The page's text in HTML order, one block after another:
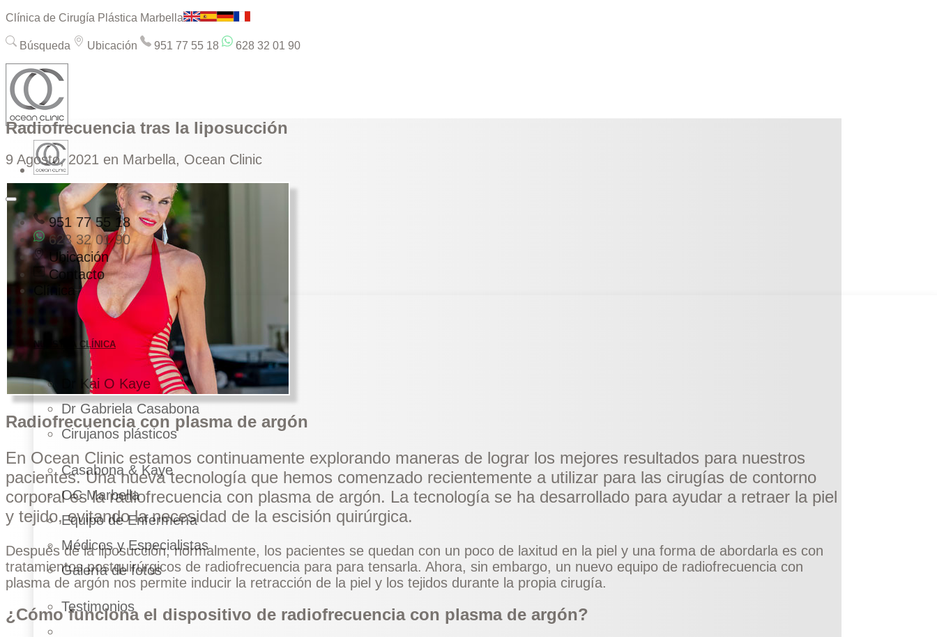
Clínica de Cirugía Plástica Marbella
Búsqueda Ubicación 951 77 55 18 628 32 01 90
951 77 55 18
628 32 01 90
Ubicación
Contacto
NUESTRA CLÍNICA
Dr Kai O Kaye
Dr Gabriela Casabona
Cirujanos plásticos
Casabona & Kaye
OC Marbella
Equipo de Enfermería
Médicos y Especialistas
Galería de fotos
Testimonios
Radiofrecuencia tras la liposucción
9 Agosto, 2021 en Marbella, Ocean Clinic
Radiofrecuencia con plasma de argón
En Ocean Clinic estamos continuamente explorando maneras de lograr los mejores resultados para nuestros
pacientes. Una nueva tecnología que hemos comenzado recientemente a utilizar para las cirugías de contorno
corporales laradiofrecuenciacon plasma de argón. La tecnología se ha desarrollado para ayudar a retraer la piel
y tejido, evitando la necesidad de la escisión quirúrgica.
Después de la liposucción, normalmente, los pacientes se quedan con un poco de laxitud en la piel y una forma de abordarla es con
tratamientos postquirúrgicos de radiofrecuencia para para tensarla. Ahora, sin embargo, un nuevo equipo de radiofrecuencia con
plasma de argón nos permite inducir la retracción de la piel y los tejidos durante la propia cirugía.
¿Cómo funciona el dispositivo de radiofrecuencia con plasma de argón?